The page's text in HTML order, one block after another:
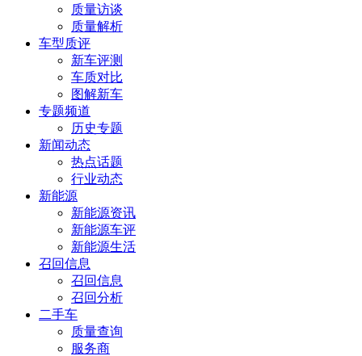
质量访谈
质量解析
车型质评
新车评测
车质对比
图解新车
专题频道
历史专题
新闻动态
热点话题
行业动态
新能源
新能源资讯
新能源车评
新能源生活
召回信息
召回信息
召回分析
二手车
质量查询
服务商